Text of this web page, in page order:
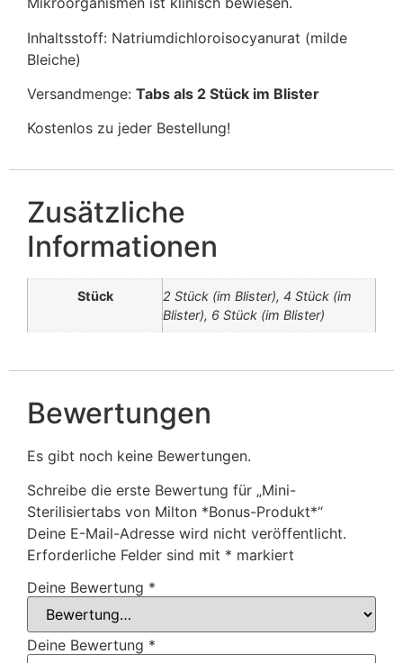
Inhaltsstoff: Natriumdichloroisocyanurat (milde
Bleiche)
Versandmenge: Tabs als 2 Stück im Blister
Kostenlos zu jeder Bestellung!
Zusätzliche
Informationen
Stück
2 Stück (im Blister), 4 Stück (im
Blister), 6 Stück (im Blister)
Bewertungen
Es gibt noch keine Bewertungen.
Schreibe die erste Bewertung für „Mini-
Sterilisiertabs von Milton *Bonus-Produkt*“
Deine E-Mail-Adresse wird nicht veröffentlicht.
Erforderliche Felder sind mit * markiert
Deine Bewertung *
Deine Bewertung *